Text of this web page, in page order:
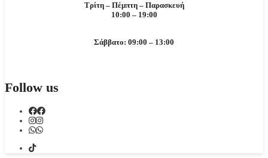
Τρίτη – Πέμπτη – Παρασκευή
10:00 – 19:00
Σάββατο: 09:00 – 13:00
Follow us